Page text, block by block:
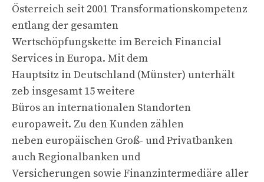
Österreich seit 2001 Transformationskompetenz
entlang der gesamten
Wertschöpfungskette im Bereich Financial
Services in Europa. Mit dem
Hauptsitz in Deutschland (Münster) unterhält
zeb insgesamt 15 weitere
Büros an internationalen Standorten
europaweit. Zu den Kunden zählen
neben europäischen Groß- und Privatbanken
auch Regionalbanken und
Versicherungen sowie Finanzintermediäre aller